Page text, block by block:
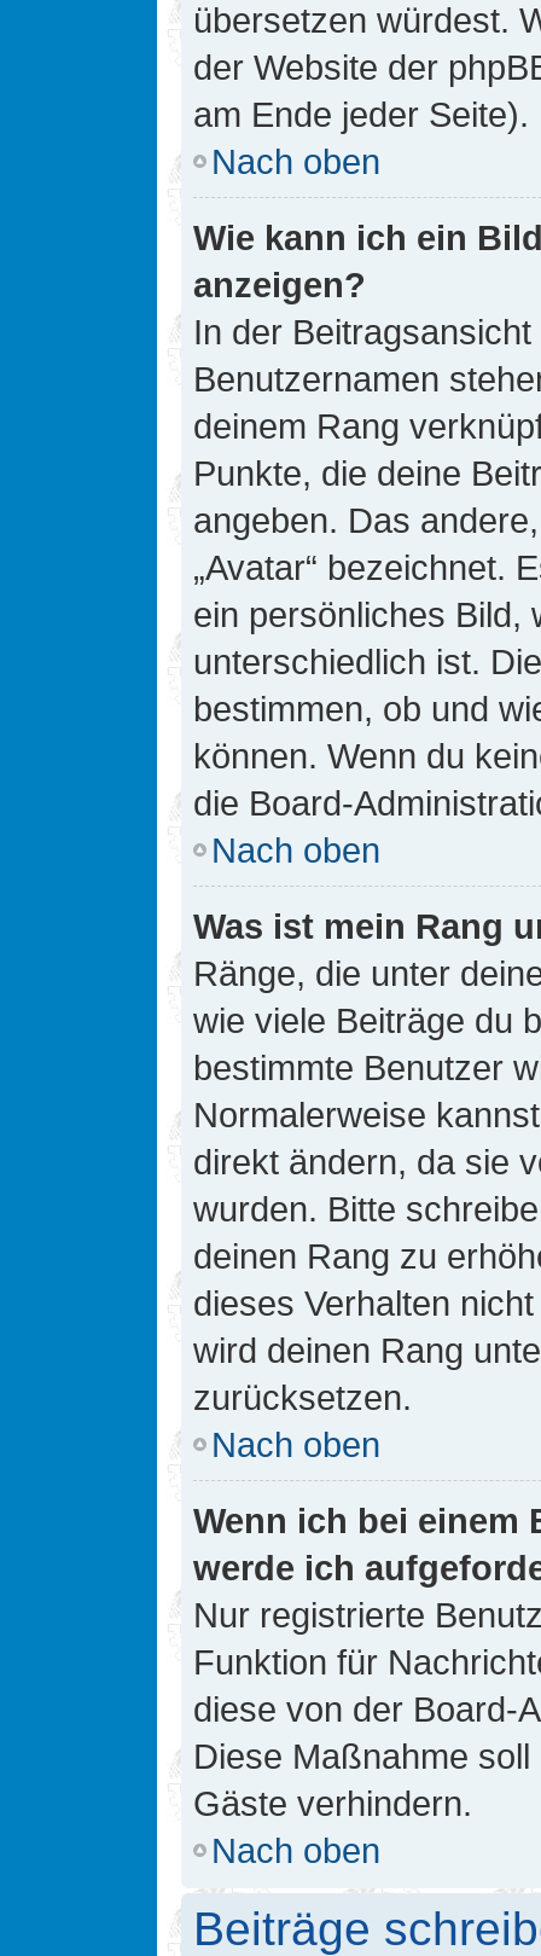
übersetzen würdest.
der Website der
am Ende jeder Seite).
Nach oben
Wie kann ich ein
anzeigen?
In der
Benutzernamen
deinem Rang
Punkte, die deine
angeben. Das
„Avatar“ bezeichnet.
ein persönliches Bild,
unterschiedlich ist.
bestimmen, ob und
können. Wenn du
die Board-
Nach oben
Was ist mein Rang
Ränge, die unter
wie viele Beiträge du
bestimmte Benutzer
Normalerweise
direkt ändern, da sie
wurden. Bitte
deinen Rang zu
dieses Verhalten
wird deinen Rang
zurücksetzen.
Nach oben
Wenn ich bei einem
werde ich
Nur registrierte
Funktion für
diese von der Board-
Diese Maßnahme
Gäste verhindern.
Nach oben
Beiträge